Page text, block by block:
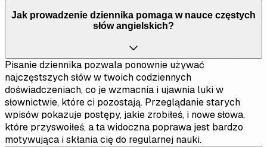
Jak prowadzenie dziennika pomaga w nauce częstych
słów angielskich?
Pisanie dziennika pozwala ponownie używać
najczęstszych słów w twoich codziennych
doświadczeniach, co je wzmacnia i ujawnia luki w
słownictwie, które ci pozostają. Przeglądanie starych
wpisów pokazuje postępy, jakie zrobiłeś, i nowe słowa,
które przyswoiłeś, a ta widoczna poprawa jest bardzo
motywująca i skłania cię do regularnej nauki.